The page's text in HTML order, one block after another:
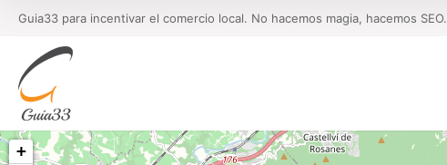
Guia33 para incentivar el comercio local. No hacemos magia, hacemos SEO.
+